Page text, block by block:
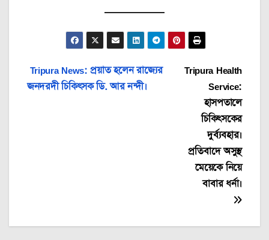
Post
Tripura Health
Service:
হাসপতালে
চিকিৎসকের
দুর্ব্যবহার।
প্রতিবাদে অসুস্থ
মেয়েকে নিয়ে
বাবার ধর্না।
Tripura News: প্রয়াত হলেন রাজ্যের
জনদরদী চিকিৎসক ডি. আর নন্দী।